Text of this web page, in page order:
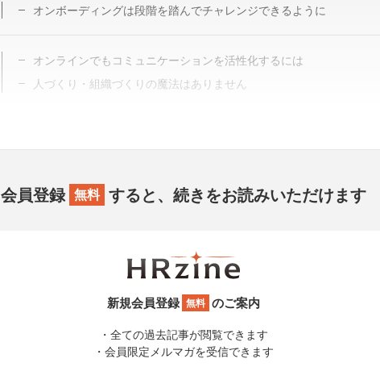
オンボーディングは段階を踏んでチャレンジできるように
オンラインでもコミュニケーションを活性化するには
人づくり・組織づくりの魔法はありません
会員登録 無料 すると、続きをお読みいただけます
新規会員登録 無料 のご案内
・全ての過去記事が閲覧できます
・会員限定メルマガを受信できます